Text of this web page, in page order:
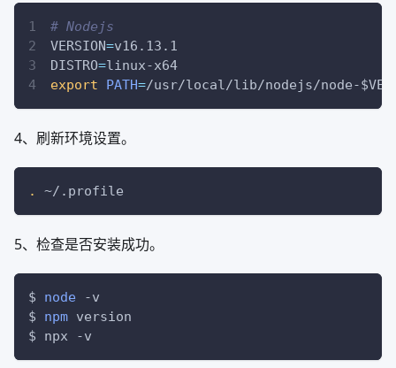
# Nodejs
VERSION=v16.13.1
DISTRO=linux-x64
export
PATH=/usr/local/lib/nodejs/node-
4、刷新环境设置。
. ~/.profile
5、检查是否安装成功。
$ node
-v
$ npm version
$ npx
-v